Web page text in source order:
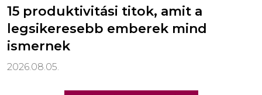
15 produktivitási titok, amit a
legsikeresebb emberek mind
ismernek
2026.08.05.